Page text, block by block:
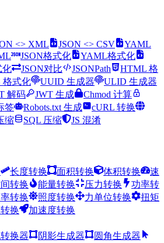
<> XML JSON <> CSV
YAML
JSON格式化
YAML格式化
化 JSON对比 JSONPath
HTML 格
格式化 UUID 生成器
ULID 生成器
解码 JWT 生成
Chmod 计算
签 Robots.txt 生成
cURL 转换
缩 SQL 压缩
JS 混淆
长度转换 面积转换 体积转换
速
转换 能量转换 压力转换
功率转
转换 照度转换 力单位转换
扭矩
换
加速度转换
换器 阴影生成器
圆角生成器